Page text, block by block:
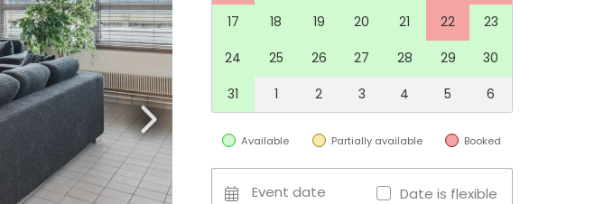
17
18 19 20 21 22
23
24
25 26 27 28 29
30
31
1 2 3 4 5 6
Available Partially available Booked
Event date Date is flexible